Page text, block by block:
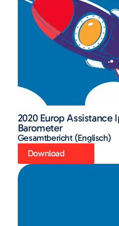
2020 Europ Assistance
Barometer
Gesamtbericht (Englisch)
Download